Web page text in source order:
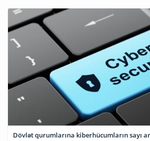
Dövlət qurumlarına kiberhücumların sayı